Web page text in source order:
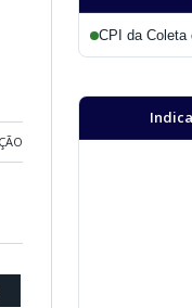
CPI da Coleta